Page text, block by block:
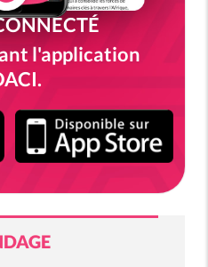
l'application